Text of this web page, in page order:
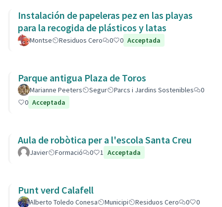
Instalación de papeleras pez en las playas
para la recogida de plásticos y latas
Montse Residuos Cero 0 0 Acceptada
Parque antigua Plaza de Toros
Marianne Peeters Segur Parcs i Jardins Sostenibles
0
0 Acceptada
Aula de robòtica per a l'escola Santa Creu
Javier Formació 0 1 Acceptada
Punt verd Calafell
Alberto Toledo Conesa Municipi Residuos Cero 0
0